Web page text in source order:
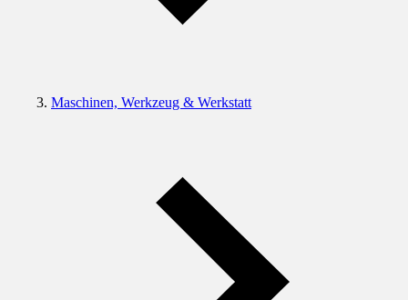
Maschinen, Werkzeug & Werkstatt